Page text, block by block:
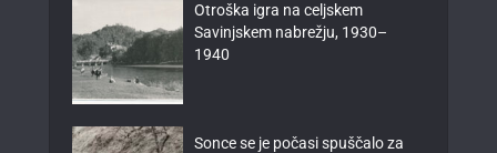
Otroška igra na celjskem
Savinjskem nabrežju, 1930–
1940
Sonce se je počasi spuščalo za